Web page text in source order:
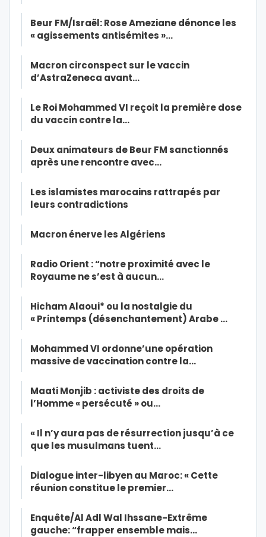
Beur FM/Israël: Rose Ameziane dénonce les
« agissements antisémites »…
Macron circonspect sur le vaccin
d’AstraZeneca avant…
Le Roi Mohammed VI reçoit la première dose
du vaccin contre la…
Deux animateurs de Beur FM sanctionnés
après une rencontre avec…
Les islamistes marocains rattrapés par
leurs contradictions
Macron énerve les Algériens
Radio Orient : “notre proximité avec le
Royaume ne s’est à aucun…
Hicham Alaoui* ou la nostalgie du
« Printemps (désenchantement) Arabe …
Mohammed VI ordonne’une opération
massive de vaccination contre la…
Maati Monjib : activiste des droits de
l’Homme « persécuté » ou…
« Il n’y aura pas de résurrection jusqu’à ce
que les musulmans tuent…
Dialogue inter-libyen au Maroc: « Cette
réunion constitue le premier…
Enquête/Al Adl Wal Ihssane-Extrême
gauche: “frapper ensemble mais…